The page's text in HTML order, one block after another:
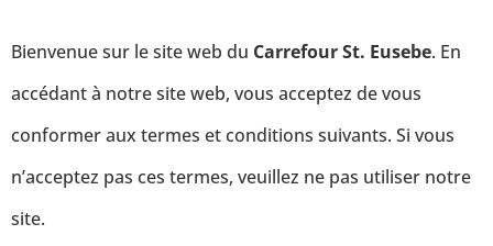
Bienvenue sur le site web du Carrefour St. Eusebe. En
accédant à notre site web, vous acceptez de vous
conformer aux termes et conditions suivants. Si vous
n’acceptez pas ces termes, veuillez ne pas utiliser notre
site.